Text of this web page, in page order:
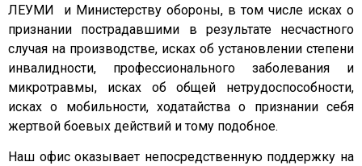
ЛЕУМИ и Министерству обороны, в том числе исках о
признании пострадавшими в результате несчастного
случая на производстве, исках об установлении степени
инвалидности, профессионального заболевания и
микротравмы, исках об общей нетрудоспособности,
исках о мобильности, ходатайства о признании себя
жертвой боевых действий и тому подобное.
Наш офис оказывает непосредственную поддержку на